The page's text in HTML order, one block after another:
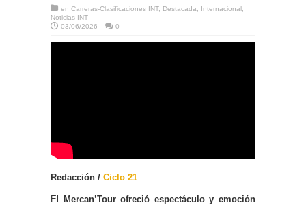
en Carreras-Clasificaciones INT, Destacada Internacional
Noticias INT
03/06/2026
0
Redacción / Ciclo 21
El
Mercan’Tour ofreció espectáculo y emoción